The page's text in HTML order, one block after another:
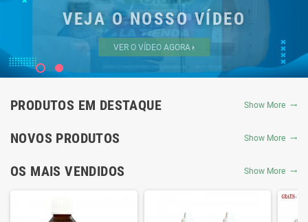
PRODUTOS EM DESTAQUE Show More
NOVOS PRODUTOS Show More
OS MAIS VENDIDOS Show More